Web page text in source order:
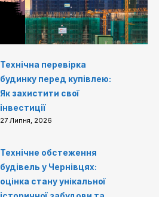
Технічна перевірка
будинку перед купівлею:
Як захистити свої
інвестиції
27 Липня, 2026
Технічне обстеження
будівель у Чернівцях:
оцінка стану унікальної